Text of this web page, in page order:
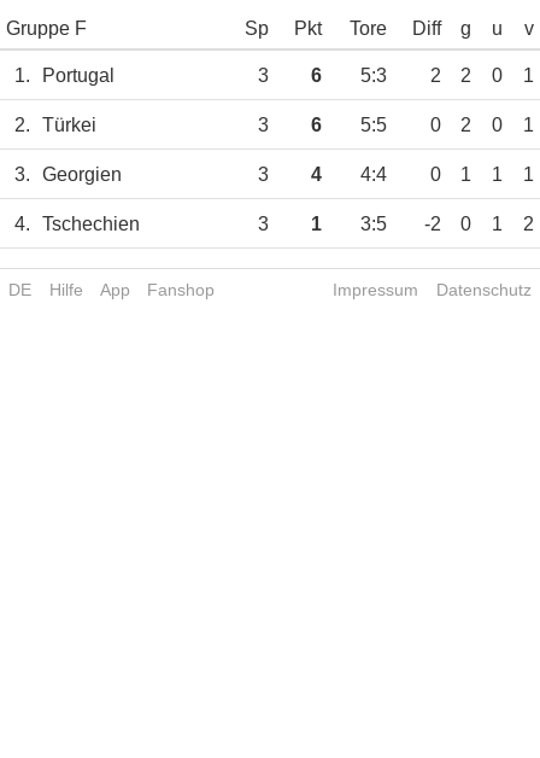
Gruppe F Sp Pkt Tore Diff g u v
1. Portugal 3 6 5:3 2 2 0 1
2. Türkei 3 6 5:5 0 2 0 1
3. Georgien 3 4 4:4 0 1 1 1
4. Tschechien 3 1 3:5 -2 0 1 2
DE Hilfe App Fanshop Impressum Datenschutz